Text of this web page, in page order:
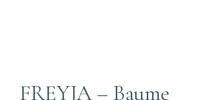
FREYJA – Baume